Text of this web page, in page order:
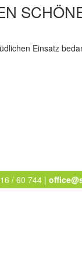
Einsatz
/ 60 744 |